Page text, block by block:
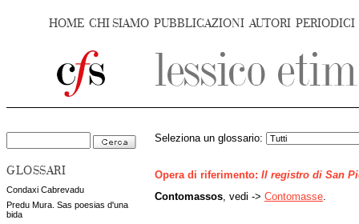
HOME CHI SIAMO PUBBLICAZIONI AUTORI PERIODICI
GLOSSARI
Condaxi Cabrevadu
Predu Mura. Sas poesias d'una
bida
Seleziona un glossario:
Opera di riferimento: Il registro di San
Contomassos , vedi -> Contomasse